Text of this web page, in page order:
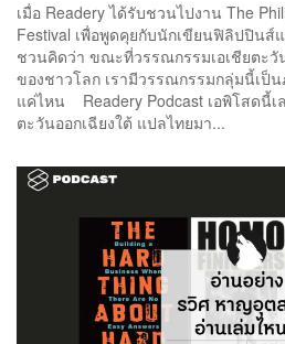
เมื่อ Readery ได้รับชวนไปงาน The
Festival เพื่อพูดคุยกับนักเขียนฟิลิปปินส์
ชวนคิดว่า ขณะที่วรรณกรรมเอเชียตะวั
ของชาวโลก เรามีวรรณกรรมกลุ่มนี้เป็
แค่ไหน Readery Podcast เอพิโสดนี้เ
ตะวันออกเฉียงใต้ แปลไทยมา...